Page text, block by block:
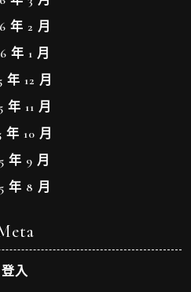
年 2 月
年 1 月
年 12 月
年 11 月
年 10 月
年 9 月
年 8 月
登入